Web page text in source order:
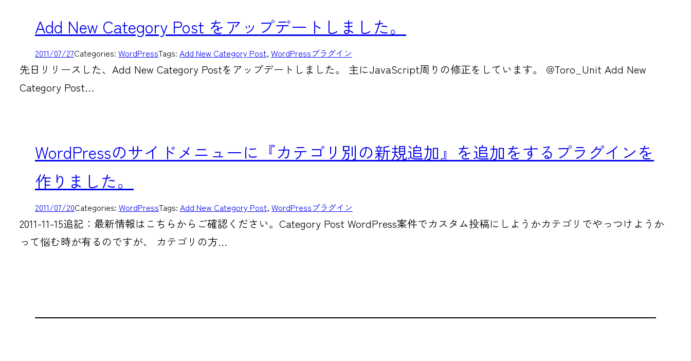
Add New Category Post をアップデートしました。
2011/07/27Categories: WordPressTags: Add New Category Post, WordPressプラグイン
先日リリースした、Add New Category Postをアップデートしました。 主にJavaScript周りの修正をしています。 @Toro_Unit Add New
Category Post…
WordPressのサイドメニューに『カテゴリ別の新規追加』を追加をするプラグインを
作りました。
2011/07/20Categories: WordPressTags: Add New Category Post, WordPressプラグイン
2011-11-15追記：最新情報はこちらからご確認ください。Category Post WordPress案件でカスタム投稿にしようかカテゴリでやっつけようか
って悩む時が有るのですが、 カテゴリの方…